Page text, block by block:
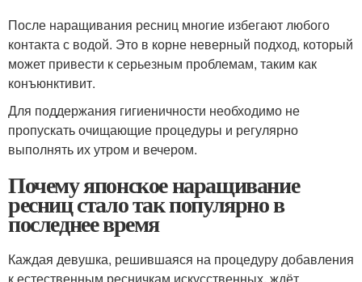
После наращивания ресниц многие избегают любого
контакта с водой. Это в корне неверный подход, который
может привести к серьезным проблемам, таким как
конъюнктивит.
Для поддержания гигиеничности необходимо не
пропускать очищающие процедуры и регулярно
выполнять их утром и вечером.
Почему японское наращивание
ресниц стало так популярно в
последнее время
Каждая девушка, решившаяся на процедуру добавления